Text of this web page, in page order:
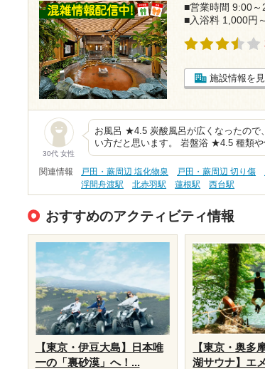
■営業時間 9:00～
■入浴料 1,000円～
施設情報を
30代 女性
お風呂 ★4.5 炭酸風呂が広くなったので
い方だと思います。 岩盤浴 ★4.5 種類や
関連情報 戸田・蕨周辺 塩化物泉 戸田・蕨周辺 切り傷
浮間舟渡駅
北赤羽駅 蓮根駅 西台駅
おすすめのアクティビティ情報
【東京・伊豆大島】日本唯
一の「裏砂漠」へ！...
【東京・奥多
湖サウナ】エ